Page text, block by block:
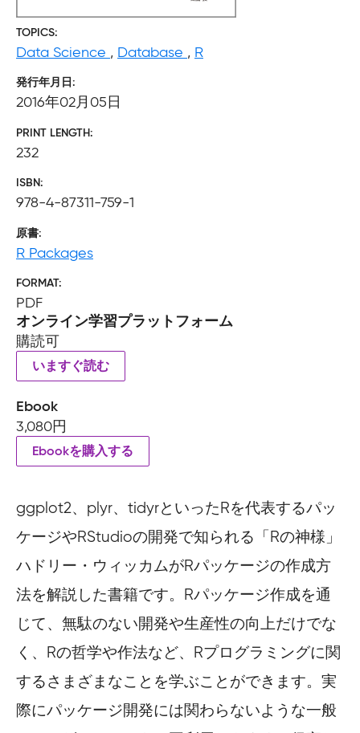
TOPICS
Data Science , Database , R
発行年月日
2016年02月05日
PRINT LENGTH
232
ISBN
978-4-87311-759-1
原書
R Packages
FORMAT
PDF
オンライン学習プラットフォーム
購読可
いますぐ読む
Ebook
3,080円
Ebookを購入する
ggplot2、plyr、tidyrといったRを代表するパッ
ケージやRStudioの開発で知られる「Rの神様」
ハドリー・ウィッカムがRパッケージの作成方
法を解説した書籍です。Rパッケージ作成を通
じて、無駄のない開発や生産性の向上だけでな
く、Rの哲学や作法など、Rプログラミングに関
するさまざまなことを学ぶことができます。実
際にパッケージ開発には関わらないような一般